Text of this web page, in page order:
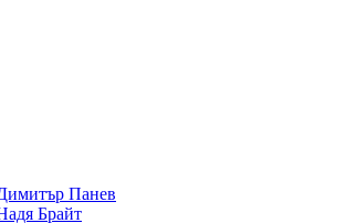
Панев
Брайт